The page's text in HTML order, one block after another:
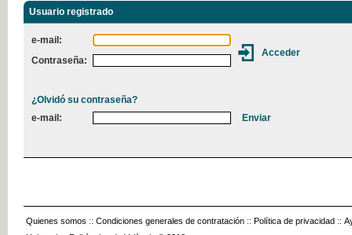
Usuario registrado
e-mail:
Contraseña:
¿Olvidó su contraseña?
e-mail:
Quienes somos :: Condiciones generales de contratación :: Política de privacidad ::